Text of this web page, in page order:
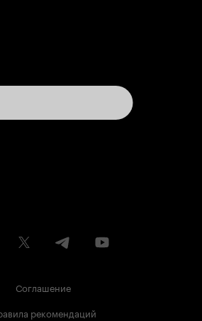
Соглашение
рекомендаций